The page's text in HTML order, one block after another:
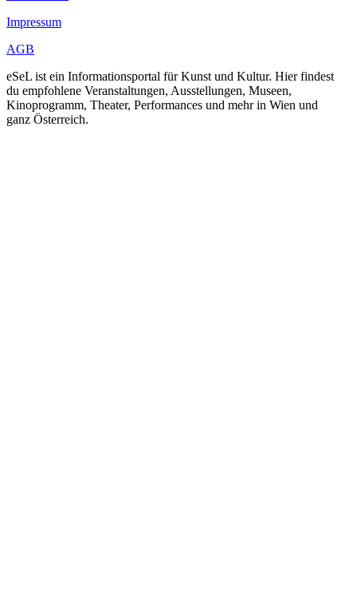
Impressum
AGB
eSeL ist ein Informationsportal für Kunst und Kultur. Hier findest
du empfohlene Veranstaltungen, Ausstellungen, Museen,
Kinoprogramm, Theater, Performances und mehr in Wien und
ganz Österreich.